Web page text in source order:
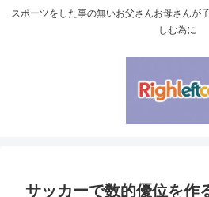
スポーツをした事の無いお父さんお母さんが
しむ為に
サッカーで数的優位を作